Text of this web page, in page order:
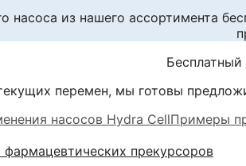
насоса из нашего ассортимента
Бесплатный
перемен, мы готовы
насосов Hydra CellПримеры
прекурсоров